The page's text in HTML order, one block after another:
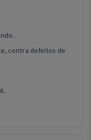
contra defeitos de